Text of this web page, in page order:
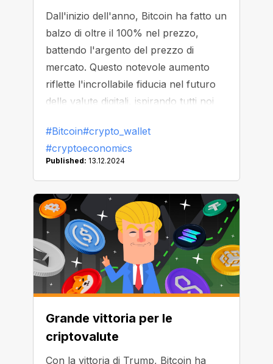
Dall'inizio dell'anno, Bitcoin ha fatto un
balzo di oltre il 100% nel prezzo,
battendo l'argento del prezzo di
mercato. Questo notevole aumento
riflette l'incrollabile fiducia nel futuro
delle valute digitali, ispirando tutti noi
attendono.
#Bitcoin#crypto_wallet
#cryptoeconomics
Published: 13.12.2024
Grande vittoria per le
criptovalute
Con la vittoria di Trump, Bitcoin ha